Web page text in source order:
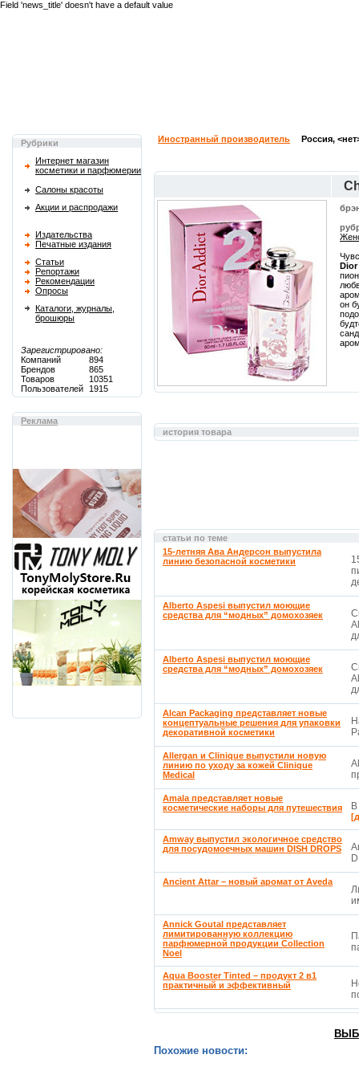
Field 'news_title' doesn't have a default value
Рубрики
Интернет магазин
косметики и парфюмерии
Салоны красоты
Акции и распродажи
Издательства
Печатные издания
Статьи
Репортажи
Рекомендации
Опросы
Каталоги, журналы,
брошюры
Зарегистрировано:
Компаний
894
Брендов
865
Товаров
10351
Пользователей
1915
Реклама
Иностранный производитель Россия,
Dior
он
история товара
статьи по теме
15-летняя Ава Андерсон выпустила
линию безопасной косметики
Alberto Aspesi выпустил моющие
средства для “модных” домохозяек
Alberto Aspesi выпустил моющие
средства для “модных” домохозяек
Alcan Packaging представляет новые
концептуальные решения для упаковки
декоративной косметики
Allergan и Clinique выпустили новую
линию по уходу за кожей Clinique
Medical
Amala представляет новые
косметические наборы для путешествия
Amway выпустил экологичное средство
для посудомоечных машин DISH DROPS
Ancient Attar – новый аромат от Aveda
Annick Goutal представляет
лимитированную коллекцию
парфюмерной продукции Collection
Noel
Aqua Booster Tinted – продукт 2 в1
практичный и эффективный
Похожие новости: